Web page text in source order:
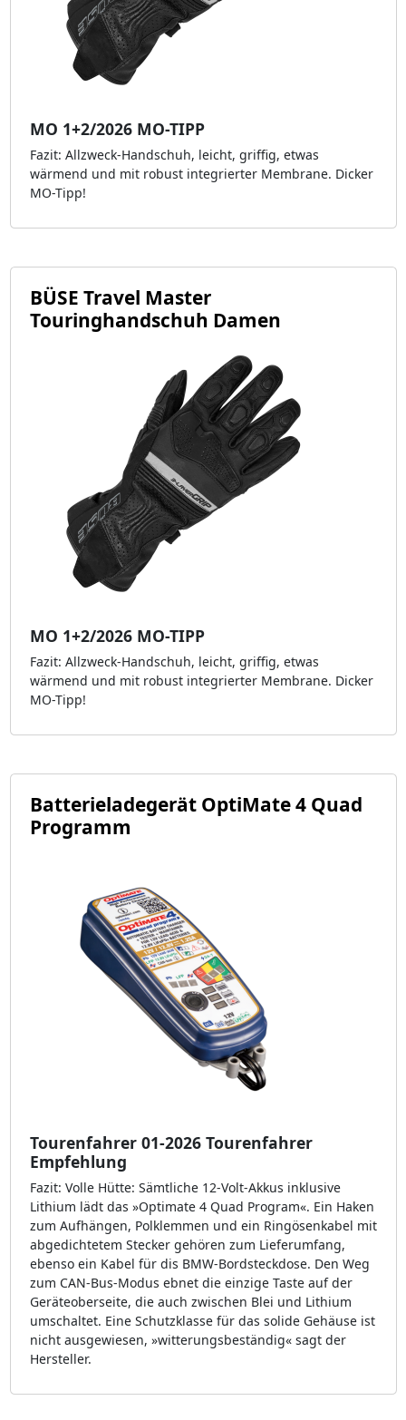
MO 1+2/2026 MO-TIPP
Fazit: Allzweck-Handschuh, leicht, griffig, etwas
wärmend und mit robust integrierter Membrane. Dicker
MO-Tipp!
BÜSE Travel Master
Touringhandschuh Damen
MO 1+2/2026 MO-TIPP
Fazit: Allzweck-Handschuh, leicht, griffig, etwas
wärmend und mit robust integrierter Membrane. Dicker
MO-Tipp!
Batterieladegerät OptiMate 4 Quad
Programm
Tourenfahrer 01-2026 Tourenfahrer
Empfehlung
Fazit: Volle Hütte: Sämtliche 12-Volt-Akkus inklusive
Lithium lädt das »Optimate 4 Quad Program«. Ein Haken
zum Aufhängen, Pol­klemmen und ein Ringösenkabel mit
abgedichtetem Stecker gehören zum Lieferumfang,
ebenso ein Kabel für dis BMW-Bord­steckdose. Den Weg
zum CAN-Bus-Modus ebnet die einzige Taste auf der
Geräteoberseite, die auch zwischen Blei und Lithium
umschaltet. Eine Schutzklasse für das solide Gehäuse ist
nicht ausgewiesen, »witterungsbeständig« sagt der
Hersteller.